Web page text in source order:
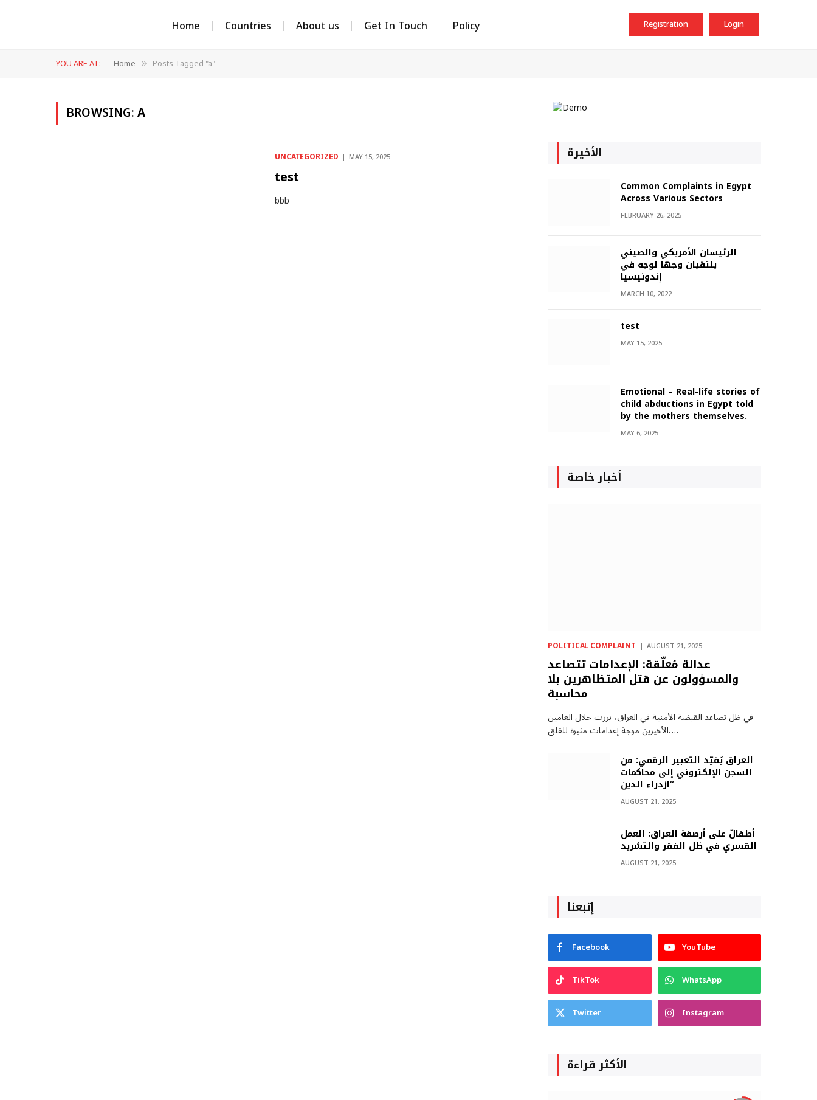
Home Countries About us Get In Touch Policy Registration Login
YOU ARE AT: Home » Posts Tagged "a"
BROWSING:A
UNCATEGORIZED MAY 15, 2025
test
bbb
الأخيرة
Common Complaints in Egypt
Across Various Sectors
FEBRUARY 26, 2025
الرئيسان الأمريكي والصيني
يلتقيان وجها لوجه في
إندونيسيا
MARCH 10, 2022
test
MAY 15, 2025
Emotional – Real-life stories of
child abductions in Egypt told
by the mothers themselves.
MAY 6, 2025
أخبار خاصة
POLITICAL COMPLAINT AUGUST 21, 2025
عدالة مُعلّقة: الإعدامات تتصاعد
والمسؤولون عن قتل المتظاهرين بلا
محاسبة
في ظل تصاعد القبضة الأمنية في العراق، برزت خلال العامين
الأخيرين موجة إعدامات مثيرة للقلق،…
العراق يُقيّد التعبير الرقمي: من
السجن الإلكتروني إلى محاكمات
“ازدراء الدين
AUGUST 21, 2025
أطفالٌ على أرصفة العراق: العمل
القسري في ظل الفقر والتشريد
AUGUST 21, 2025
إتبعنا
Facebook
YouTube
TikTok
WhatsApp
Twitter
Instagram
الأكثر قراءة